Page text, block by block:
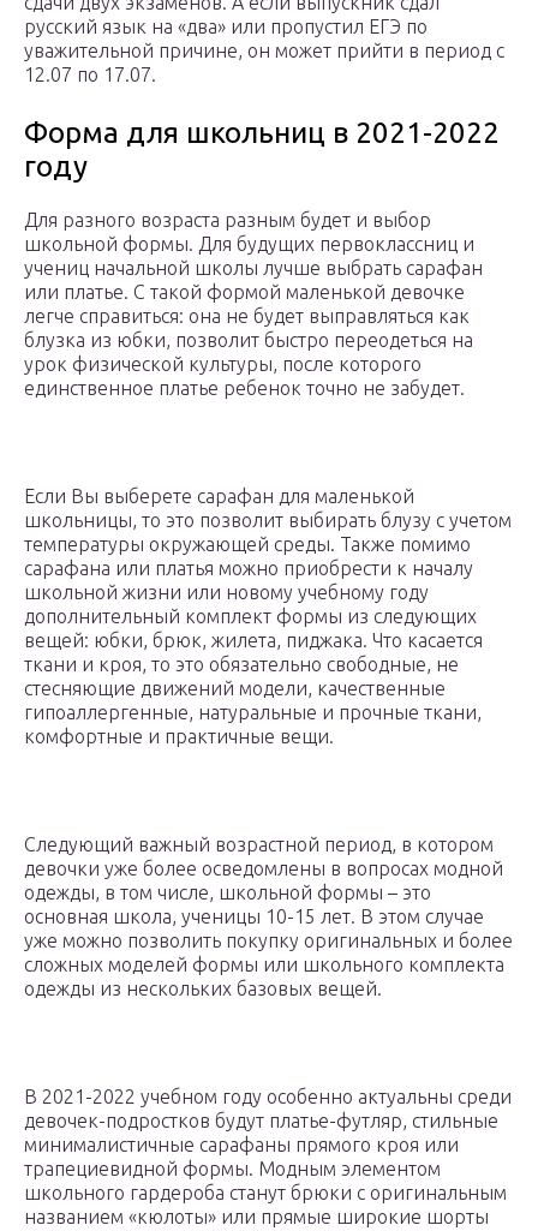
русский язык на «два» или пропустил ЕГЭ по
уважительной причине, он может прийти в период с
12.07 по 17.07.
Форма для школьниц в 2021-2022
году
Для разного возраста разным будет и выбор
школьной формы. Для будущих первоклассниц и
учениц начальной школы лучше выбрать сарафан
или платье. С такой формой маленькой девочке
легче справиться: она не будет выправляться как
блузка из юбки, позволит быстро переодеться на
урок физической культуры, после которого
единственное платье ребенок точно не забудет.
Если Вы выберете сарафан для маленькой
школьницы, то это позволит выбирать блузу с учетом
температуры окружающей среды. Также помимо
сарафана или платья можно приобрести к началу
школьной жизни или новому учебному году
дополнительный комплект формы из следующих
вещей: юбки, брюк, жилета, пиджака. Что касается
ткани и кроя, то это обязательно свободные, не
стесняющие движений модели, качественные
гипоаллергенные, натуральные и прочные ткани,
комфортные и практичные вещи.
Следующий важный возрастной период, в котором
девочки уже более осведомлены в вопросах модной
одежды, в том числе, школьной формы – это
основная школа, ученицы 10-15 лет. В этом случае
уже можно позволить покупку оригинальных и более
сложных моделей формы или школьного комплекта
одежды из нескольких базовых вещей.
В 2021-2022 учебном году особенно актуальны среди
девочек-подростков будут платье-футляр, стильные
минималистичные сарафаны прямого кроя или
трапециевидной формы. Модным элементом
школьного гардероба станут брюки с оригинальным
названием «кюлоты» или прямые широкие шорты